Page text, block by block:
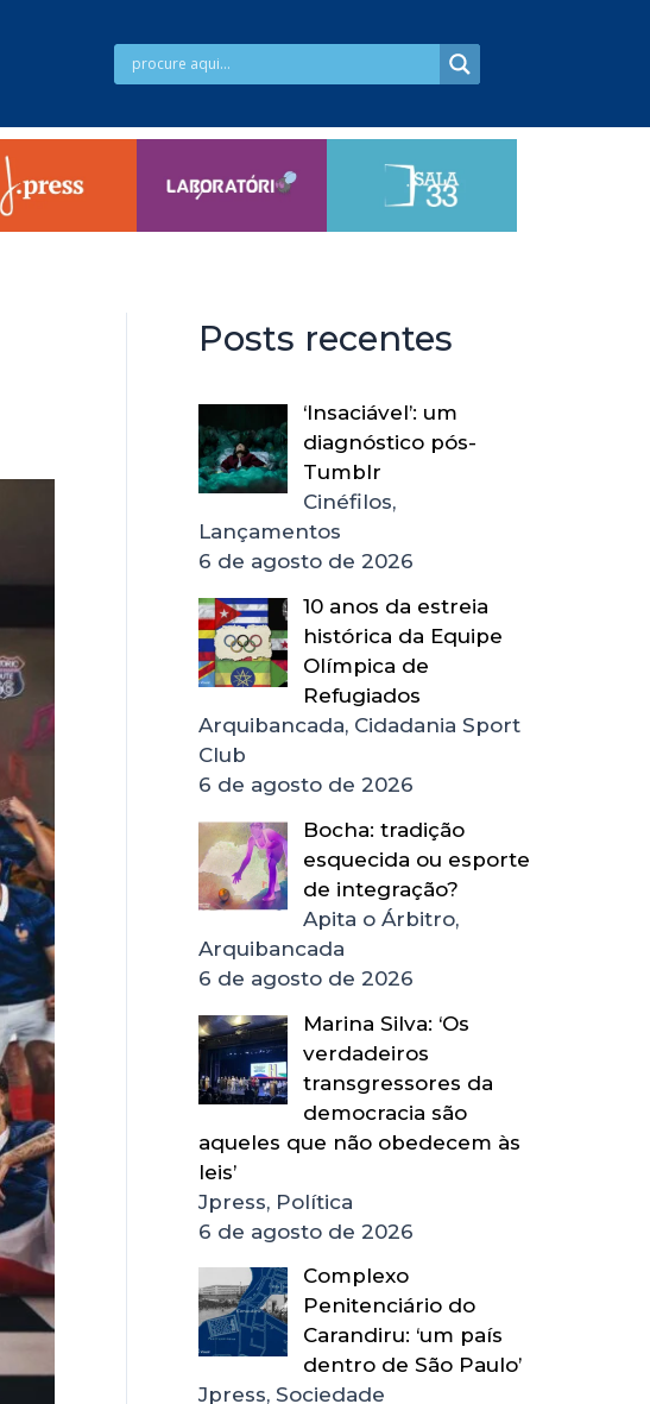
Posts recentes
‘Insaciável’: um
diagnóstico pós-
Tumblr
Cinéfilos,
Lançamentos
6 de agosto de 2026
10 anos da estreia
histórica da Equipe
Olímpica de
Refugiados
Arquibancada, Cidadania Sport
Club
6 de agosto de 2026
Bocha: tradição
esquecida ou esporte
de integração?
Apita o Árbitro,
Arquibancada
6 de agosto de 2026
Marina Silva: ‘Os
verdadeiros
transgressores da
democracia são
aqueles que não obedecem às
leis’
Jpress, Política
6 de agosto de 2026
Complexo
Penitenciário do
Carandiru: ‘um país
dentro de São Paulo’
Jpress, Sociedade